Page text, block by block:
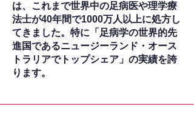
は、これまで世界中の足病医や理学療
法士が40年間で1000万人以上に処方し
てきました。特に「足病学の世界的先
進国であるニュージーランド・オース
トラリアでトップシェア」の実績を誇
ります。